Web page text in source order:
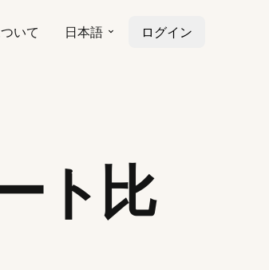
いて 日本語 ログイン
ト比